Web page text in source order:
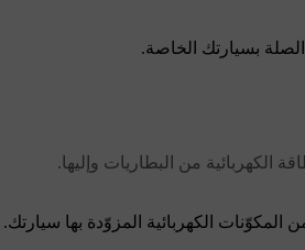
بسيارتك الخاصة.
الكهربائية من البطاريات وإليها.
الكهربائية المزوّدة بها